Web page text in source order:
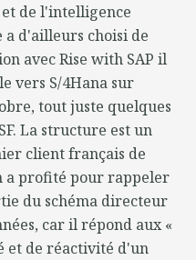
et de l'intelligence
d'ailleurs choisi de
avec Rise with SAP il
vers S/4Hana sur
tout juste quelques
La structure est un
client français de
a profité pour rappeler
du schéma directeur
car il répond aux «
et de réactivité d'un